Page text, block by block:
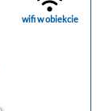
wifi w obiekcie